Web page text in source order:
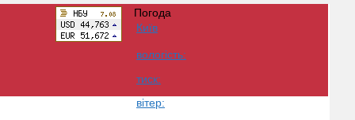
Погода
Київ
вологість:
тиск:
вітер: